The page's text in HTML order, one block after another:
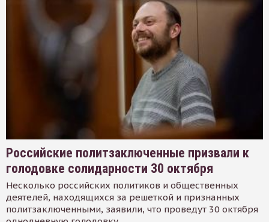
Российские политзаключенные призвали к
голодовке солидарности 30 октября
Несколько российских политиков и общественных
деятелей, находящихся за решеткой и признанных
политзаключенными, заявили, что проведут 30 октября